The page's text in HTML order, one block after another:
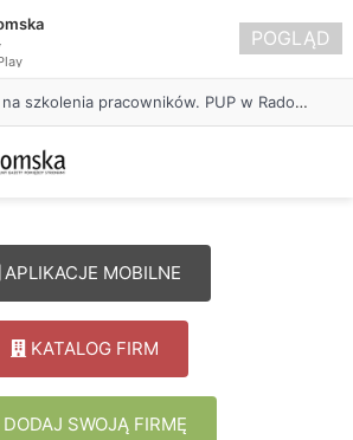
Około 90 tys. zł na szkolenia pracowników. PUP w Radomsku ogłasza nabór wniosków
APLIKACJE MOBILNE
KATALOG FIRM
SWOJĄ FIRMĘ
POGLĄD